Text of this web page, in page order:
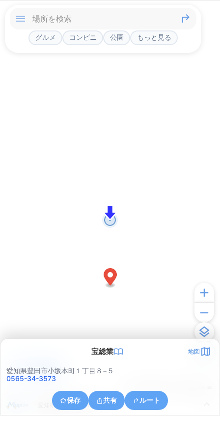
グルメ コンビニ 公園 もっと見る
宝総業 地図
愛知県豊田市小坂本町１丁目８−５
0565-34-3573
保存 共有 ルート
愛知県豊田市栄町４丁目
アプリで見る